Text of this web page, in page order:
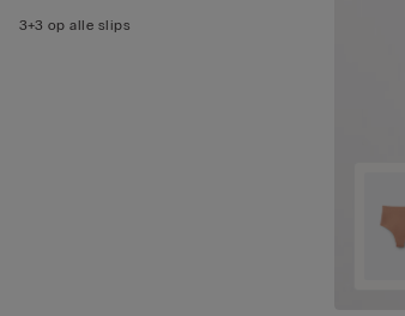
3+3 op alle slips